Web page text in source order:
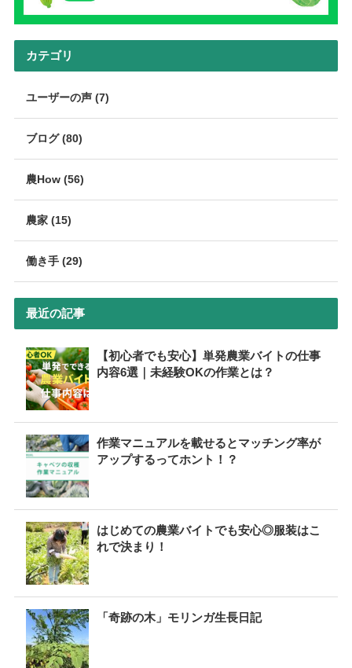
カテゴリ
ユーザーの声 (7)
ブログ (80)
農How (56)
農家 (15)
働き手 (29)
最近の記事
【初心者でも安心】単発農業バイトの仕事
内容6選｜未経験OKの作業とは？
作業マニュアルを載せるとマッチング率が
アップするってホント！？
はじめての農業バイトでも安心◎服装はこ
れで決まり！
「奇跡の木」モリンガ生長日記